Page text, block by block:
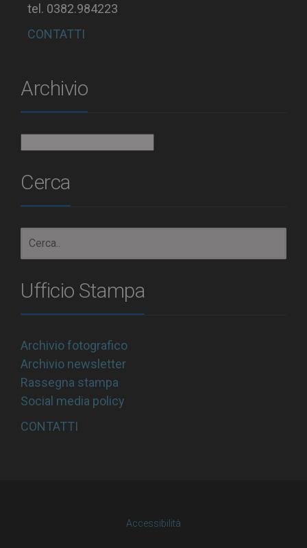
tel. 0382.984223
CONTATTI
Archivio
Cerca
Ufficio Stampa
Archivio fotografico
Archivio newsletter
Rassegna stampa
Social media policy
CONTATTI
Accessibilità